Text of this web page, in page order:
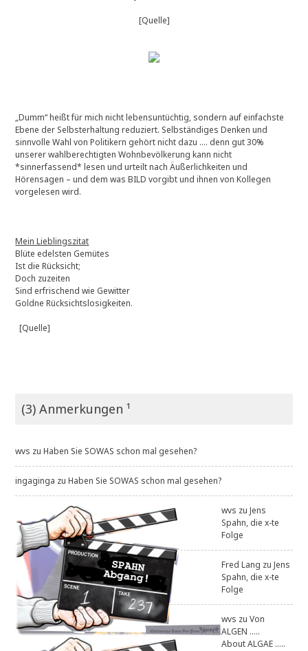
[Quelle]
„Dumm“ heißt für mich nicht lebensuntüchtig, sondern auf einfachste
Ebene der Selbsterhaltung reduziert. Selbständiges Denken und
sinnvolle Wahl von Politikern gehört nicht dazu …. denn gut 30%
unserer wahlberechtigten Wohnbevölkerung kann nicht
*sinnerfassend* lesen und urteilt nach Äußerlichkeiten und
Hörensagen – und dem was BILD vorgibt und ihnen von Kollegen
vorgelesen wird.
Mein Lieblingszitat
Blüte edelsten Gemütes
Ist die Rücksicht;
Doch zuzeiten
Sind erfrischend wie Gewitter
Goldne Rücksichtslosigkeiten.
[Quelle]
(3) Anmerkungen ¹
wvs zuHaben Sie SOWAS schon mal gesehen?
ingaginga zuHaben Sie SOWAS schon mal gesehen?
wvs zuJens
Spahn, die x-te
Folge
Fred Lang zuJens
Spahn, die x-te
Folge
wvs zuVon
ALGEN .....
About ALGAE .....